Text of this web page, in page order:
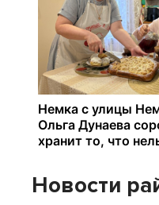
Новости